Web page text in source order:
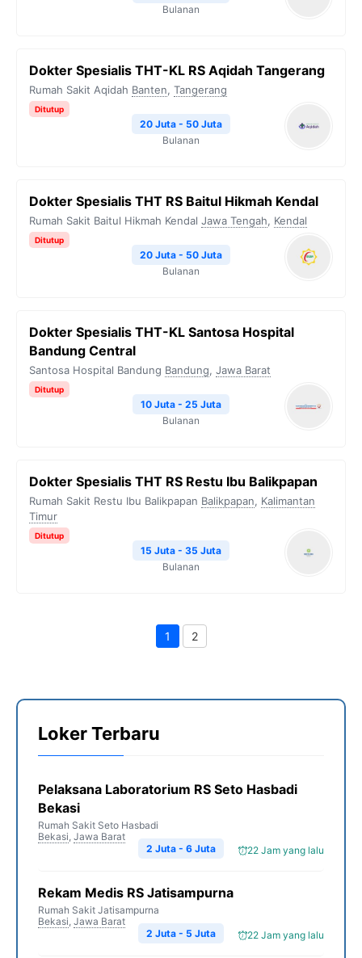
Bulanan
Dokter Spesialis THT-KL RS Aqidah Tangerang
Rumah Sakit Aqidah Banten, Tangerang
Ditutup
20 Juta - 50 Juta
Bulanan
Dokter Spesialis THT RS Baitul Hikmah Kendal
Rumah Sakit Baitul Hikmah Kendal Jawa Tengah, Kendal
Ditutup
20 Juta - 50 Juta
Bulanan
Dokter Spesialis THT-KL Santosa Hospital
Bandung Central
Santosa Hospital Bandung Bandung, Jawa Barat
Ditutup
10 Juta - 25 Juta
Bulanan
Dokter Spesialis THT RS Restu Ibu Balikpapan
Rumah Sakit Restu Ibu Balikpapan Balikpapan, Kalimantan
Timur
Ditutup
15 Juta - 35 Juta
Bulanan
Page
1 2
Loker Terbaru
Pelaksana Laboratorium RS Seto Hasbadi
Bekasi
Rumah Sakit Seto Hasbadi
Bekasi, Jawa Barat
22 Jam yang lalu
2 Juta - 6 Juta
Rekam Medis RS Jatisampurna
Rumah Sakit Jatisampurna
Bekasi, Jawa Barat
22 Jam yang lalu
2 Juta - 5 Juta